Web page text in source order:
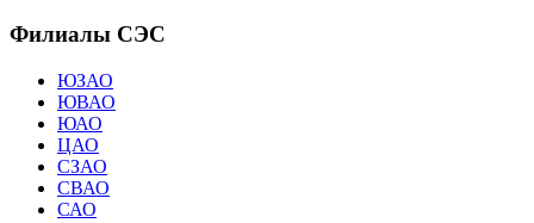
Филиалы СЭС
ЮЗАО
ЮВАО
ЮАО
ЦАО
СЗАО
СВАО
САО